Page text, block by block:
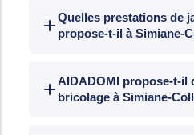
Quelles prestations de
propose-t-il à Simiane-
haies et arbustes,
des feuilles, arrosage,
AIDADOMI propose-t-il
bricolage à Simiane-